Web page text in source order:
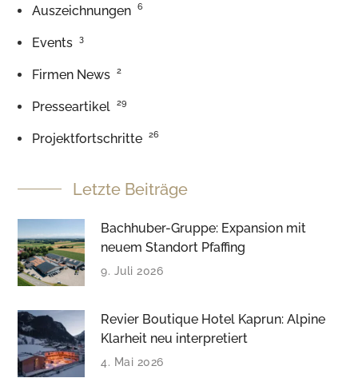
Auszeichnungen 6
Events 3
Firmen News 2
Presseartikel 29
Projektfortschritte 26
Letzte Beiträge
Bachhuber-Gruppe: Expansion mit
neuem Standort Pfaffing
9. Juli 2026
Revier Boutique Hotel Kaprun: Alpine
Klarheit neu interpretiert
4. Mai 2026